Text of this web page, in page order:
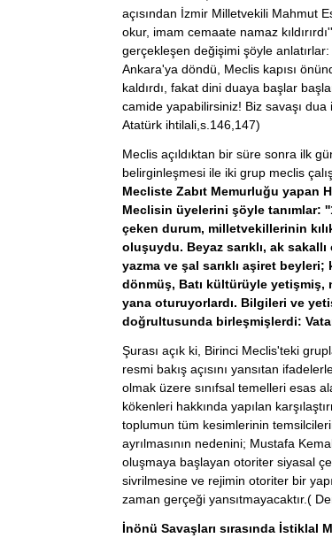
açısından İzmir Milletvekili Mahmut
okur, imam cemaate namaz
gerçekleşen değişimi şöyle
Ankara'ya döndü, Meclis kapısı
kaldırdı, fakat dini duaya başlar
camide yapabilirsiniz! Biz savaşı
Atatürk ihtilali,s.146,147)
Meclis açıldıktan bir süre sonra ilk
belirginleşmesi ile iki grup meclis
Mecliste Zabıt Memurluğu yapan
Meclisin üyelerini şöyle tanımlar:
çeken durum, milletvekillerinin
oluşuydu. Beyaz sarıklı, ak
yazma ve şal sarıklı aşiret
dönmüş, Batı kültürüyle yetişmiş,
yana oturuyorlardı. Bilgileri ve
doğrultusunda birleşmişlerdi:
Şurası açık ki, Birinci Meclis'teki
resmi bakış açısını yansıtan
olmak üzere sınıfsal temelleri esas
kökenleri hakkında yapılan
toplumun tüm kesimlerinin
ayrılmasının nedenini; Mustafa
oluşmaya başlayan otoriter siyasal
sivrilmesine ve rejimin otoriter bir
zaman gerçeği yansıtmayacaktır.(
İnönü Savaşları sırasında İstiklal